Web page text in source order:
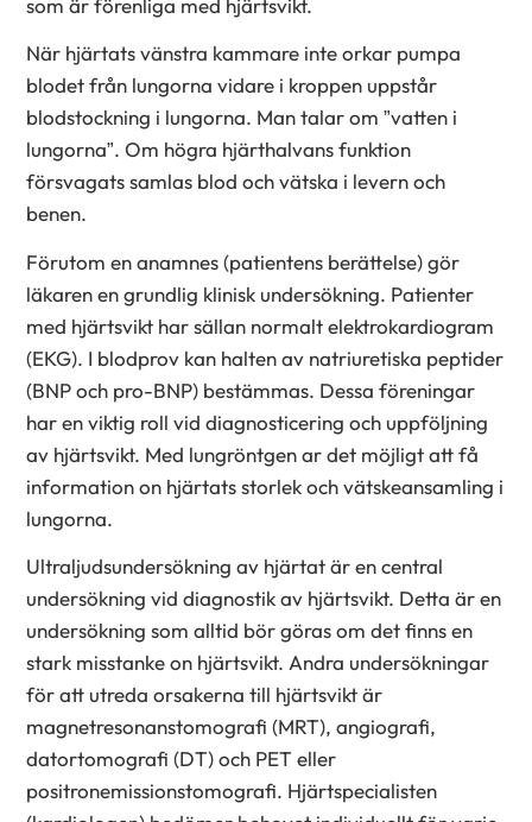
När hjärtats vänstra kammare inte orkar pumpa
blodet från lungorna vidare i kroppen uppstår
blodstockning i lungorna. Man talar om ”vatten i
lungorna”. Om högra hjärthalvans funktion
försvagats samlas blod och vätska i levern och
benen.
Förutom en anamnes (patientens berättelse) gör
läkaren en grundlig klinisk undersökning. Patienter
med hjärtsvikt har sällan normalt elektrokardiogram
(EKG). I blodprov kan halten av natriuretiska peptider
(BNP och pro-BNP) bestämmas. Dessa föreningar
har en viktig roll vid diagnosticering och uppföljning
av hjärtsvikt. Med lungröntgen ar det möjligt att få
information on hjärtats storlek och vätskeansamling i
lungorna.
Ultraljudsundersökning av hjärtat är en central
undersökning vid diagnostik av hjärtsvikt. Detta är en
undersökning som alltid bör göras om det finns en
stark misstanke on hjärtsvikt. Andra undersökningar
för att utreda orsakerna till hjärtsvikt är
magnetresonanstomografi (MRT), angiografi,
datortomografi (DT) och PET eller
positronemissionstomografi. Hjärtspecialisten